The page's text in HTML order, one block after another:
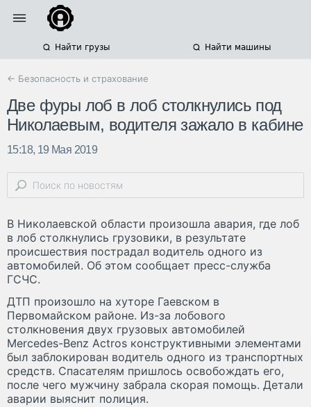
Найти грузы Найти машины
← Безопасность и страхование
Две фуры лоб в лоб столкнулись под
Николаевым, водителя зажало в кабине
15:18, 19 Мая 2019
В Николаевской области произошла авария, где лоб
в лоб столкнулись грузовики, в результате
происшествия пострадал водитель одного из
автомобилей. Об этом сообщает пресс-служба
ГСЧС.
ДТП произошло на хуторе Гаевском в
Первомайском районе. Из-за лобового
столкновения двух грузовых автомобилей
Mercedes-Benz Actros конструктивными элементами
был заблокирован водитель одного из транспортных
средств. Спасателям пришлось освобождать его,
после чего мужчину забрала скорая помощь. Детали
аварии выяснит полиция.